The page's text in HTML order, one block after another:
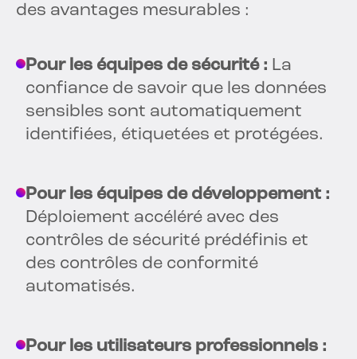
des avantages mesurables :
Pour les équipes de sécurité : La
confiance de savoir que les données
sensibles sont automatiquement
identifiées, étiquetées et protégées.
Pour les équipes de développement :
Déploiement accéléré avec des
contrôles de sécurité prédéfinis et
des contrôles de conformité
automatisés.
Pour les utilisateurs professionnels :